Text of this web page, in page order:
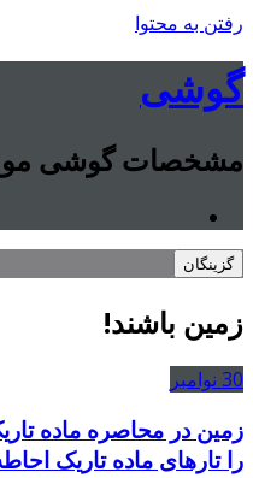
رفتن به محتوا
گوشی
مشخصات گوشی
گزینگان
زمین باشند!
30 نوامبر
زمین در محاصره ماده
را تارهای ماده تاریک